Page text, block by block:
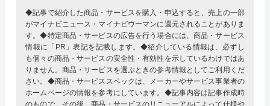
◆記事で紹介した商品・サービスを購入・申込すると、売上の一部
がマイナビニュース・マイナビウーマンに還元されることがありま
す。◆特定商品・サービスの広告を行う場合には、商品・サービス
情報に「PR」表記を記載します。◆紹介している情報は、必ずし
も個々の商品・サービスの安全性・有効性を示しているわけではあ
りません。商品・サービスを選ぶときの参考情報としてご利用くだ
さい。◆商品・サービススペックは、メーカーやサービス事業者の
ホームページの情報を参考にしています。◆記事内容は記事作成時
のもので、その後、商品・サービスのリニューアルによって仕様や